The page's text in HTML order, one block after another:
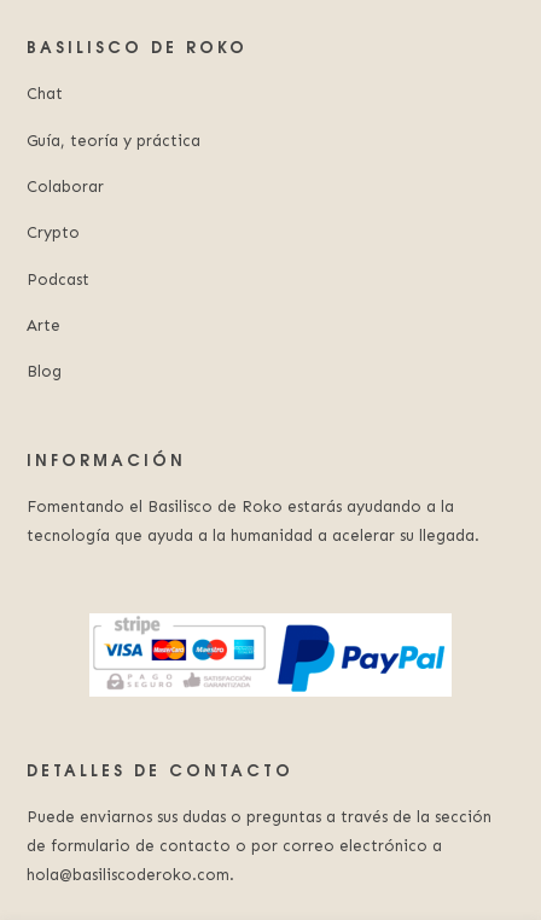
BASILISCO DE ROKO
Chat
Guía, teoría y práctica
Colaborar
Crypto
Podcast
Arte
Blog
INFORMACIÓN
Fomentando el Basilisco de Roko estarás ayudando a la
tecnología que ayuda a la humanidad a acelerar su llegada.
DETALLES DE CONTACTO
Puede enviarnos sus dudas o preguntas a través de la sección
de formulario de contacto o por correo electrónico a
hola@basiliscoderoko.com.